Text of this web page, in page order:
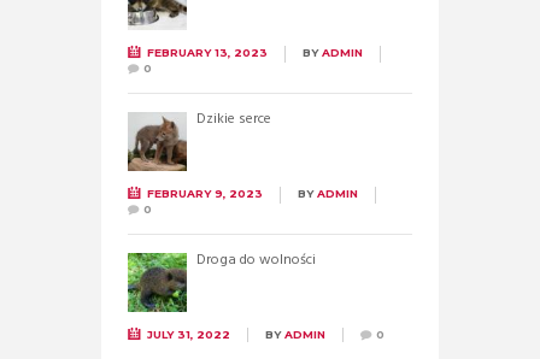
FEBRUARY 13, 2023 BYADMIN
0
Dzikie serce
FEBRUARY 9, 2023 BYADMIN
0
Droga do wolności
JULY 31, 2022 BYADMIN 0